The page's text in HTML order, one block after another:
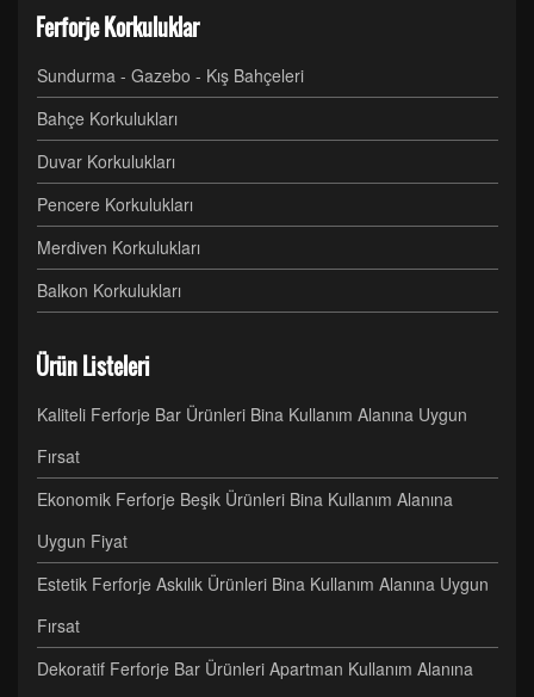
Ferforje Korkuluklar
Sundurma - Gazebo - Kış Bahçeleri
Bahçe Korkulukları
Duvar Korkulukları
Pencere Korkulukları
Merdiven Korkulukları
Balkon Korkulukları
Ürün Listeleri
Kaliteli Ferforje Bar Ürünleri Bina Kullanım Alanına Uygun
Fırsat
Ekonomik Ferforje Beşik Ürünleri Bina Kullanım Alanına
Uygun Fiyat
Estetik Ferforje Askılık Ürünleri Bina Kullanım Alanına Uygun
Fırsat
Dekoratif Ferforje Bar Ürünleri Apartman Kullanım Alanına